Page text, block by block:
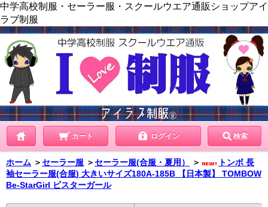
中学高校制服・セーラー服・スクールウエア通販ショップアイ
ラブ制服
カート ログイン 検索
ホーム ＞セーラー服 ＞セーラー服(合服・夏用） ＞
トンボ 長
袖セーラー服(合服) 大きいサイズ180A-185B 【日本製】 TOMBOW
Be-StarGirl ビスターガール